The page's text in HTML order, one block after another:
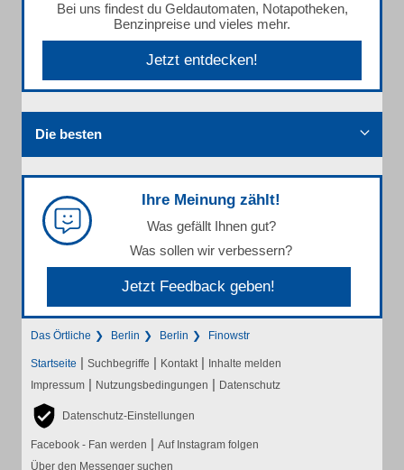
Bei uns findest du Geldautomaten, Notapotheken,
Benzinpreise und vieles mehr.
Jetzt entdecken!
Die besten
Ihre Meinung zählt!
Was gefällt Ihnen gut?
Was sollen wir verbessern?
Jetzt Feedback geben!
Das Örtliche Berlin Berlin Finowstr
Startseite | Suchbegriffe | Kontakt | Inhalte melden
Impressum | Nutzungsbedingungen | Datenschutz
Datenschutz-Einstellungen
Facebook - Fan werden | Auf Instagram folgen
Über den Messenger suchen